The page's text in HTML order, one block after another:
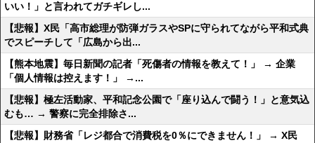
いい！」と言われてガチギレし...
【悲報】X民「高市総理が防弾ガラスやSPに守られてながら平和式典
でスピーチして「広島から出...
【熊本地震】毎日新聞の記者「死傷者の情報を教えて！」 → 企業
「個人情報は控えます！」 →...
【悲報】極左活動家、平和記念公園で「座り込んで闘う！」と意気込
むも… → 警察に完全排除さ...
【悲報】財務省「レジ都合で消費税を0％にできません！」 → X民